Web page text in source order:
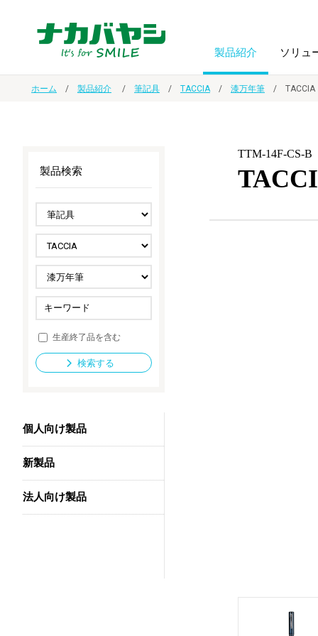
製品紹介
ノート
スマートフォン・
タブレット関連
セキュリティ用品
法人向け製品
ソリュ
オーダー手帳・ノベルティ制作
ドキュメントスキャニングサービス
導入事例
IR情報
サステナビリティ
ホーム 製品紹介 筆記具 TACCIA 漆万年筆
TTM-14F-CS-B
製品検索
生産終了品を含む
検索する
個人向け製品
新製品
法人向け製品